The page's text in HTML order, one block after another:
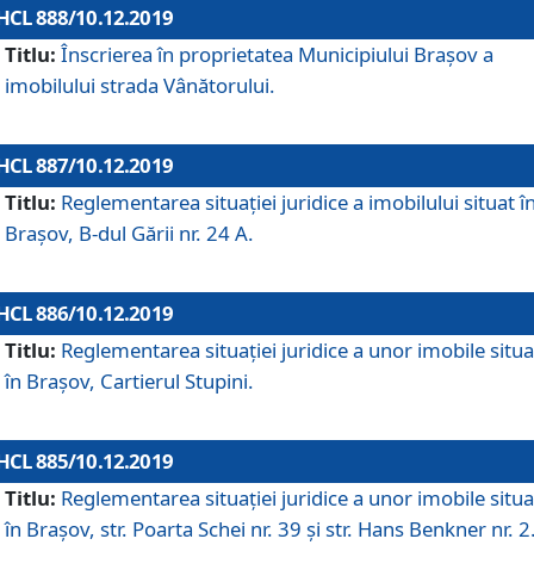
888/10.12.2019
Titlu: Înscrierea în proprietatea Municipiului Braşov a
imobilului strada Vânătorului.
887/10.12.2019
Titlu: Reglementarea situației juridice a imobilului situat
Brașov, B-dul Gării nr. 24 A.
886/10.12.2019
Titlu: Reglementarea situaţiei juridice a unor imobile
în Braşov, Cartierul Stupini.
885/10.12.2019
Titlu: Reglementarea situației juridice a unor imobile
în Brașov, str. Poarta Schei nr. 39 și str. Hans Benkner nr.